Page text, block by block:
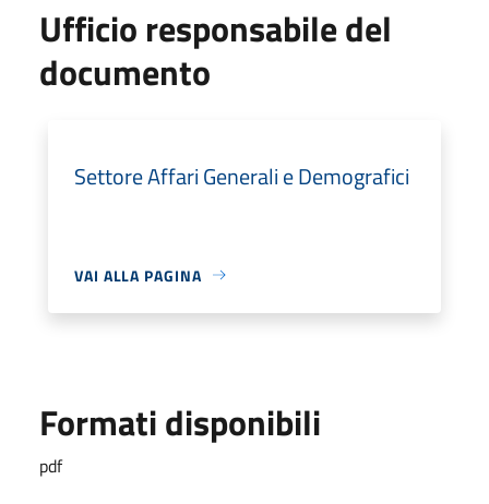
Ufficio responsabile del
documento
Settore Affari Generali e Demografici
VAI ALLA PAGINA
Formati disponibili
pdf